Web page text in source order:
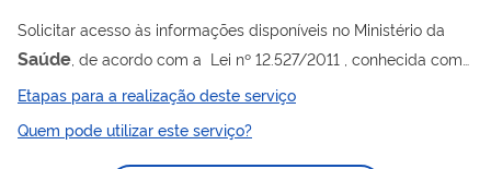
Solicitar acesso às informações disponíveis no Ministério da
Saúde , de acordo com a Lei nº 12.527/2011 , conhecida como
Lei de Acesso à Informação - LAI, que regulamenta o direito,
previsto na Constituição, de qualquer pessoa solicitar e
receber dos órgãos e entidades públicos, de todos os entes e
Poderes, informações públicas por eles produzidas ou
Etapas para a realização deste serviço
Quem pode utilizar este serviço?